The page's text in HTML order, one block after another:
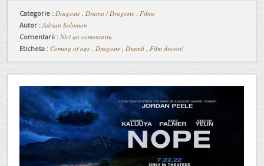
Categorie : Dragoste , Drama / Dragoste , Filme
Autor : Adrian Solomon
Comentarii : Nici un comentariu
Eticheta : Coming of age , Dragoste , Dramă , Film decent!